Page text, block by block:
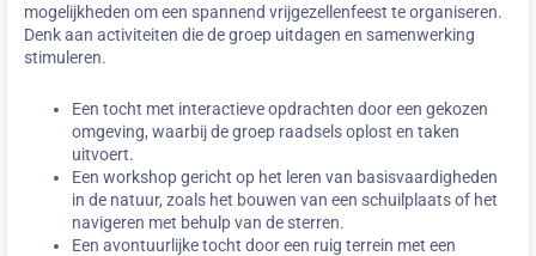
mogelijkheden om een spannend vrijgezellenfeest te organiseren.
Denk aan activiteiten die de groep uitdagen en samenwerking
stimuleren.
Een tocht met interactieve opdrachten door een gekozen
omgeving, waarbij de groep raadsels oplost en taken
uitvoert.
Een workshop gericht op het leren van basisvaardigheden
in de natuur, zoals het bouwen van een schuilplaats of het
navigeren met behulp van de sterren.
Een avontuurlijke tocht door een ruig terrein met een